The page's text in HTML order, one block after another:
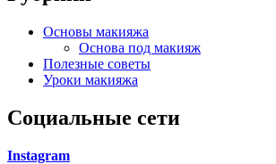
Основы макияжа
Основа под макияж
Полезные советы
Уроки макияжа
Социальные сети
Instagram